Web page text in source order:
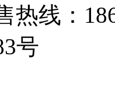
热线：
号